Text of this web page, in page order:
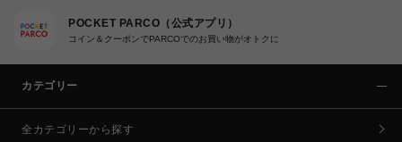
POCKET PARCO（公式アプリ）
コイン＆クーポンでPARCOでのお買い物がオトクに
カテゴリー
全カテゴリーから探す